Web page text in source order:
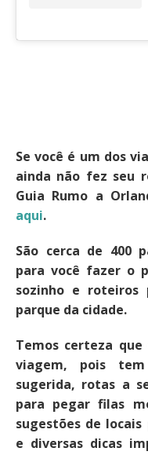
Se você é um dos
ainda não fez seu
Guia Rumo a
aqui.
São cerca de 400
para você fazer o
sozinho e roteiros
parque da cidade.
Temos certeza
viagem, pois
sugerida, rotas a
para pegar filas
sugestões de
e diversas dicas